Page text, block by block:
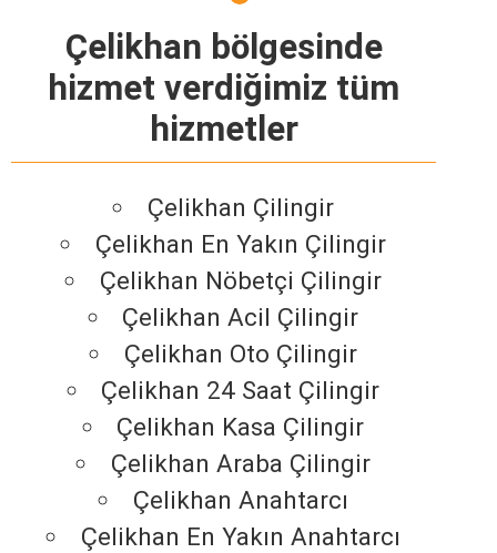
Çelikhan bölgesinde
hizmet verdiğimiz tüm
hizmetler
Çelikhan Çilingir
Çelikhan En Yakın Çilingir
Çelikhan Nöbetçi Çilingir
Çelikhan Acil Çilingir
Çelikhan Oto Çilingir
Çelikhan 24 Saat Çilingir
Çelikhan Kasa Çilingir
Çelikhan Araba Çilingir
Çelikhan Anahtarcı
Çelikhan En Yakın Anahtarcı